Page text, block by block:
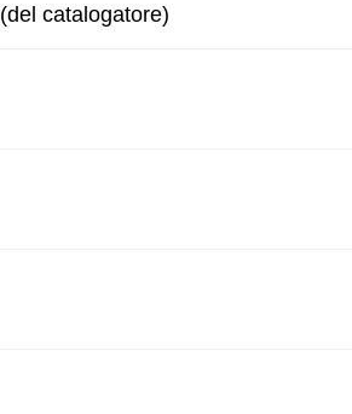
catalogatore)